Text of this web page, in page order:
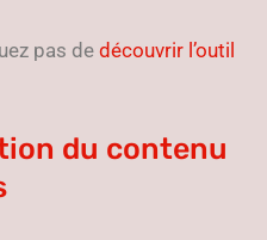
pas de découvrir l’outil
du contenu